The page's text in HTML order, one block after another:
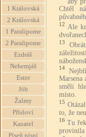
1 Královská
2 Královská
1 Paralipome
2 Paralipome
Ezdráš
Nehemjáš
Ester
Jób
Žalmy
Přísloví
Kazatel
Píseň písní
Chtěl
12 Ale
13
14
Marsena
směli
místo.
15
to, že
16 Tu